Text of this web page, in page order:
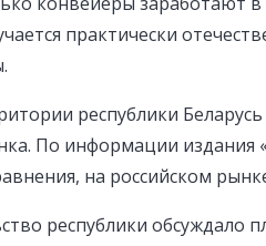
практически
республики
По информации издания
на российском
республики